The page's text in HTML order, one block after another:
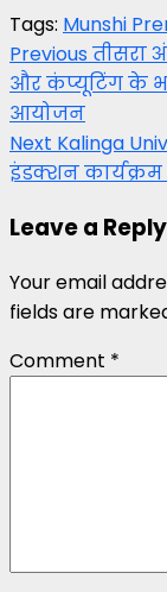
Tags: Munshi
Post
Previousतीसरा
और कंप्यूटिंग के
आयोजन
Next Kalinga
इंडक्शन कार्यक्रम
Leave a Reply
Your email
fields are
Comment *